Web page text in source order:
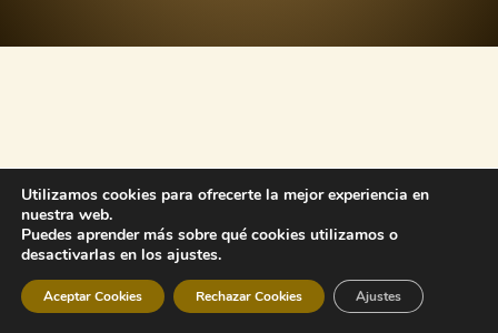
Utilizamos cookies para ofrecerte la mejor experiencia en
nuestra web.
Puedes aprender más sobre qué cookies utilizamos o
desactivarlas en los ajustes.
Aceptar Cookies Rechazar Cookies Ajustes